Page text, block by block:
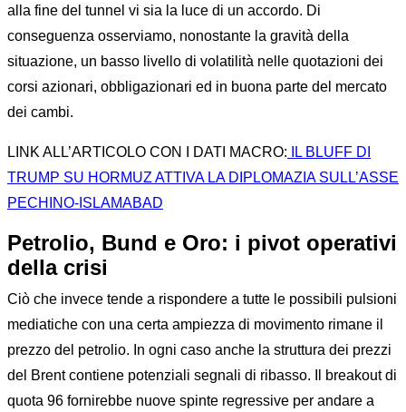
alla fine del tunnel vi sia la luce di un accordo. Di
conseguenza osserviamo, nonostante la gravità della
situazione, un basso livello di volatilità nelle quotazioni dei
corsi azionari, obbligazionari ed in buona parte del mercato
dei cambi.
LINK ALL’ARTICOLO CON I DATI MACRO: IL BLUFF DI
TRUMP SU HORMUZ ATTIVA LA DIPLOMAZIA SULL’ASSE
PECHINO-ISLAMABAD
Petrolio, Bund e Oro: i pivot operativi
della crisi
Ciò che invece tende a rispondere a tutte le possibili pulsioni
mediatiche con una certa ampiezza di movimento rimane il
prezzo del petrolio. In ogni caso anche la struttura dei prezzi
del Brent contiene potenziali segnali di ribasso. Il breakout di
quota 96 fornirebbe nuove spinte regressive per andare a